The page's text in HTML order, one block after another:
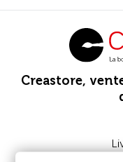
Creastore,